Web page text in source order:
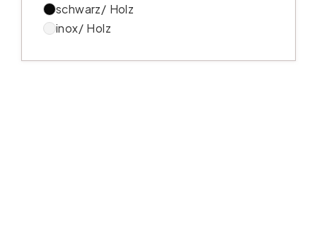
schwarz/ Holz
inox/ Holz